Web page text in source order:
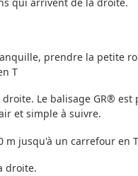
prendre la petite
T
Le balisage GR® est
et simple à suivre.
m jusqu'à un carrefour en T
droite.